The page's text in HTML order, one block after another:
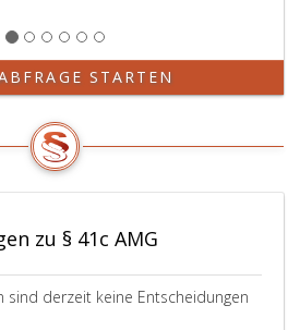
STARTEN
zu § 41c AMG
sind derzeit keine Entscheidungen